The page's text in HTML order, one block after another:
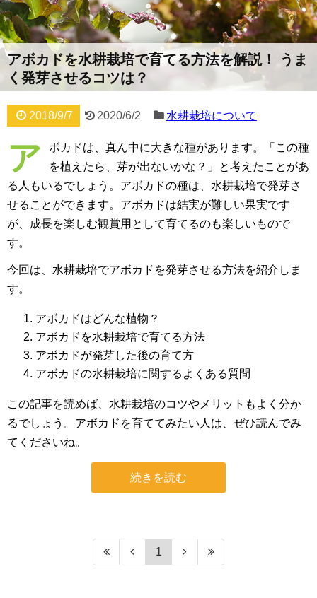
アボカドを水耕栽培で育てる方法を解説！ うま
く発芽させるコツは？
2018/9/7 2020/6/2 水耕栽培について
ア
ボカドは、真ん中に大きな種があります。「この種
を植えたら、芽が出ないかな？」と考えたことがあ
る人もいるでしょう。アボカドの種は、水耕栽培で発芽さ
せることができます。アボカドは結実が難しい果実です
が、成長を楽しむ観賞用として育てるのも楽しいもので
す。
今回は、水耕栽培でアボカドを発芽させる方法を紹介しま
す。
アボカドはどんな植物？
アボカドを水耕栽培で育てる方法
アボカドが発芽した後の育て方
アボカドの水耕栽培に関するよくある質問
この記事を読めば、水耕栽培のコツやメリットもよく分か
るでしょう。アボカドを育ててみたい人は、ぜひ読んでみ
てくださいね。
続きを読む
1